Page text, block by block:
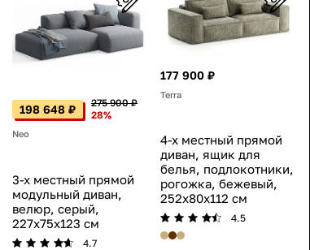
198 648 ₽
275 900 ₽
28%
Neo
3-х местный прямой
модульный диван,
велюр, серый,
227x75x123 см
4.7
177 900 ₽
Terra
4-х местный прямой
диван, ящик для
белья, подлокотники,
рогожка, бежевый,
252x80x112 см
4.5